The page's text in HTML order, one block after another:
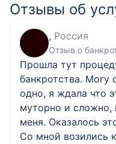
Отзывы об
, Россия
Отзыв о
Прошла тут
банкротства. Могу
одно, я ждала что
муторно и сложно,
меня. Оказалось
Со мной возились